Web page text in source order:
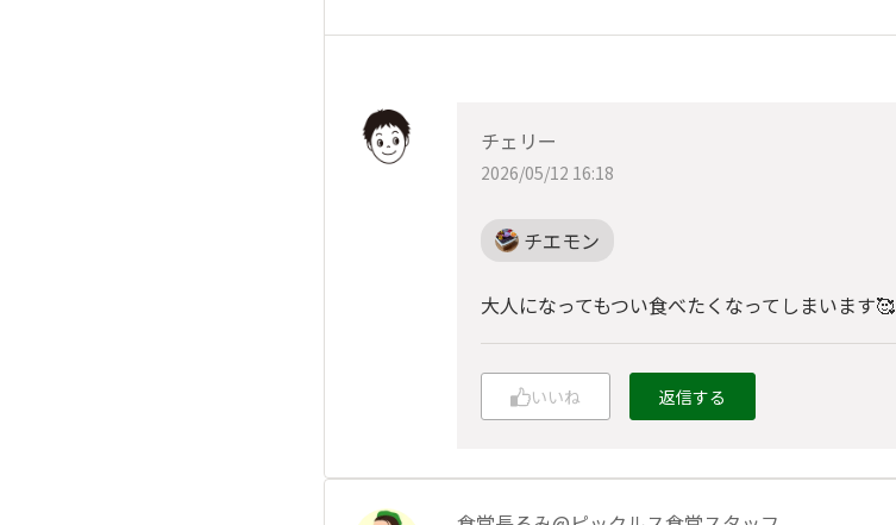
チェリー
2026/05/12 16:18
チエモン
大人になってもつい食べたくなってしまいます🥰
いいね 返信する